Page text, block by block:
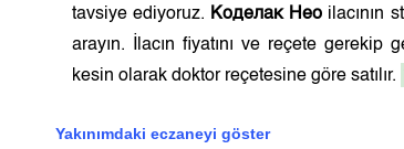
tavsiye ediyoruz. Коделак Нео ilacının
arayın. İlacın fiyatını ve reçete gerekip
kesin olarak doktor reçetesine göre satılır.
Yakınımdaki eczaneyi göster